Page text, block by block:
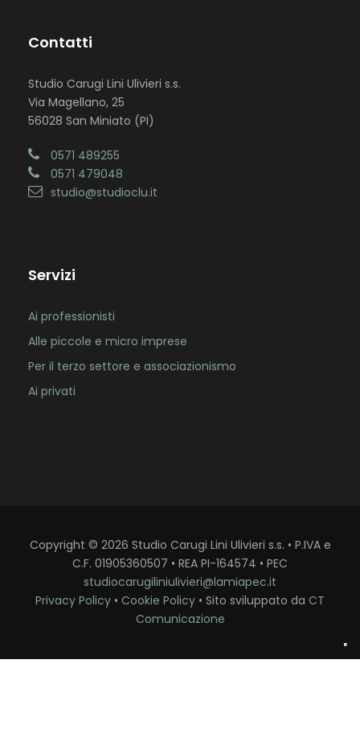
Contatti
Studio Carugi Lini Ulivieri s.s.
Via Magellano, 25
56028 San Miniato (PI)
0571 489255
0571 479048
studio@studioclu.it
Servizi
Ai professionisti
Alle piccole e micro imprese
Per il terzo settore e associazionismo
Ai privati
Copyright © 2026 Studio Carugi Lini Ulivieri s.s. • P.IVA e
C.F. 01905360507 • REA PI-164574 • PEC
studiocarugiliniulivieri@lamiapec.it
Privacy Policy • Cookie Policy • Sito sviluppato da CT
Comunicazione